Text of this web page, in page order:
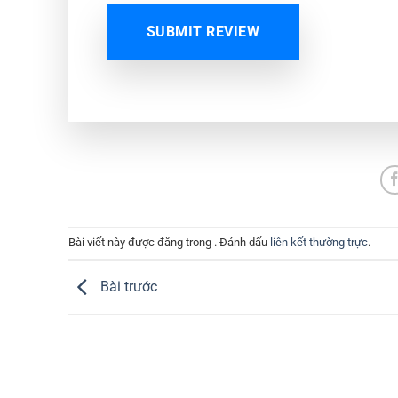
SUBMIT REVIEW
Bài viết này được đăng trong . Đánh dấu liên kết thường trực.
Bài trước